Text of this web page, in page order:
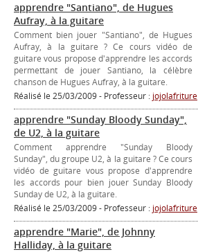
apprendre "Santiano", de Hugues
Aufray, à la guitare
Comment bien jouer "Santiano", de Hugues
Aufray, à la guitare ? Ce cours vidéo de
guitare vous propose d'apprendre les accords
permettant de jouer Santiano, la célèbre
chanson de Hugues Aufray, à la guitare.
Réalisé le 25/03/2009 - Professeur : jojolafriture
apprendre "Sunday Bloody Sunday",
de U2, à la guitare
Comment apprendre "Sunday Bloody
Sunday", du groupe U2, à la guitare ? Ce cours
vidéo de guitare vous propose d'apprendre
les accords pour bien jouer Sunday Bloody
Sunday de U2, à la guitare.
Réalisé le 25/03/2009 - Professeur : jojolafriture
apprendre "Marie", de Johnny
Halliday, à la guitare